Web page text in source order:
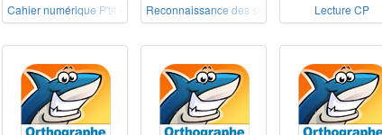
Maths CM2 éd. 2020
Cahier numérique P'tit Rusé Maths Cycle 3
Reconnaissance des sons Lecture CP